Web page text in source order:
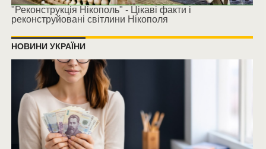
"Реконструкція Нікополь" - Цікаві факти і
реконструйовані світлини Нікополя
НОВИНИ УКРАЇНИ